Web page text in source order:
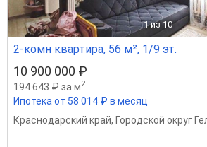
1 из 10
2-комн квартира, 56 м², 1/9 эт.
10 900 000 ₽
194 643 ₽ за м2
Ипотека от 58 014 ₽ в месяц
Краснодарский край, Городской округ